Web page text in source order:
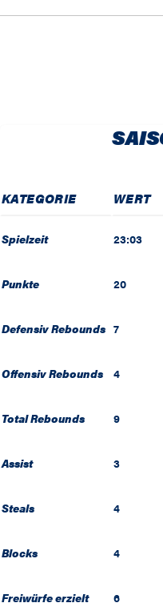
KATEGORIE WERT
Spielzeit 23:03
Punkte 20
Defensiv Rebounds 7
Offensiv Rebounds 4
Total Rebounds 9
Assist 3
Steals 4
Blocks 4
Freiwürfe erzielt 6